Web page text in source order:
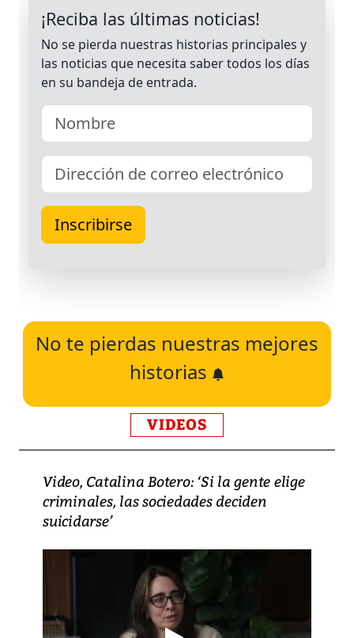
No te pierdas nuestras mejores
historias
VIDEOS
Video, Catalina Botero: ‘Si la gente elige
criminales, las sociedades deciden
suicidarse’